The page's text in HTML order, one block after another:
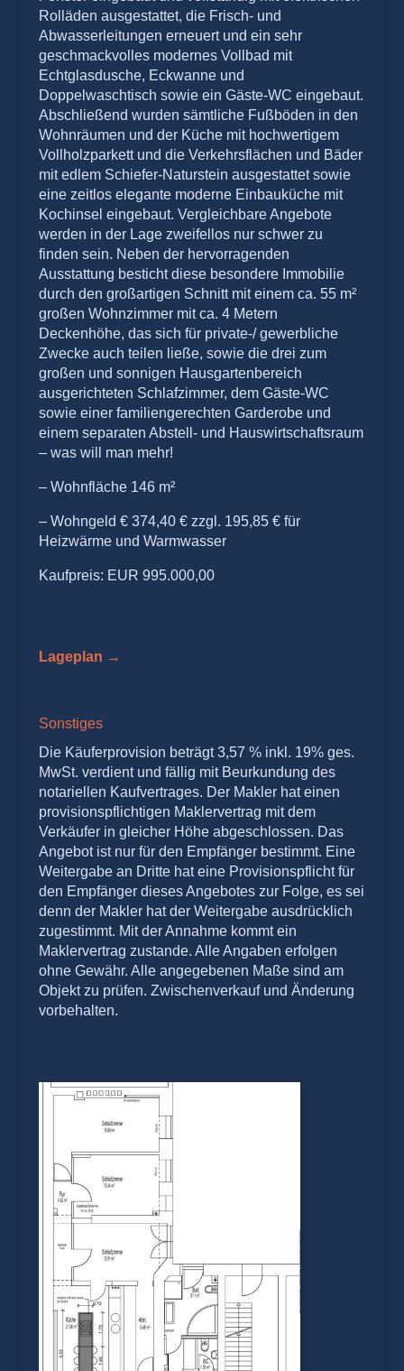
Rolläden ausgestattet, die Frisch- und
Abwasserleitungen erneuert und ein sehr
geschmackvolles modernes Vollbad mit
Echtglasdusche, Eckwanne und
Doppelwaschtisch sowie ein Gäste-WC eingebaut.
Abschließend wurden sämtliche Fußböden in den
Wohnräumen und der Küche mit hochwertigem
Vollholzparkett und die Verkehrsflächen und Bäder
mit edlem Schiefer-Naturstein ausgestattet sowie
eine zeitlos elegante moderne Einbauküche mit
Kochinsel eingebaut. Vergleichbare Angebote
werden in der Lage zweifellos nur schwer zu
finden sein. Neben der hervorragenden
Ausstattung besticht diese besondere Immobilie
durch den großartigen Schnitt mit einem ca. 55 m²
großen Wohnzimmer mit ca. 4 Metern
Deckenhöhe, das sich für private-/ gewerbliche
Zwecke auch teilen ließe, sowie die drei zum
großen und sonnigen Hausgartenbereich
ausgerichteten Schlafzimmer, dem Gäste-WC
sowie einer familiengerechten Garderobe und
einem separaten Abstell- und Hauswirtschaftsraum
– was will man mehr!
– Wohnfläche 146 m²
– Wohngeld € 374,40 € zzgl. 195,85 € für
Heizwärme und Warmwasser
Kaufpreis: EUR 995.000,00
Lageplan →
Sonstiges
Die Käuferprovision beträgt 3,57 % inkl. 19% ges.
MwSt. verdient und fällig mit Beurkundung des
notariellen Kaufvertrages. Der Makler hat einen
provisionspflichtigen Maklervertrag mit dem
Verkäufer in gleicher Höhe abgeschlossen. Das
Angebot ist nur für den Empfänger bestimmt. Eine
Weitergabe an Dritte hat eine Provisionspflicht für
den Empfänger dieses Angebotes zur Folge, es sei
denn der Makler hat der Weitergabe ausdrücklich
zugestimmt. Mit der Annahme kommt ein
Maklervertrag zustande. Alle Angaben erfolgen
ohne Gewähr. Alle angegebenen Maße sind am
Objekt zu prüfen. Zwischenverkauf und Änderung
vorbehalten.